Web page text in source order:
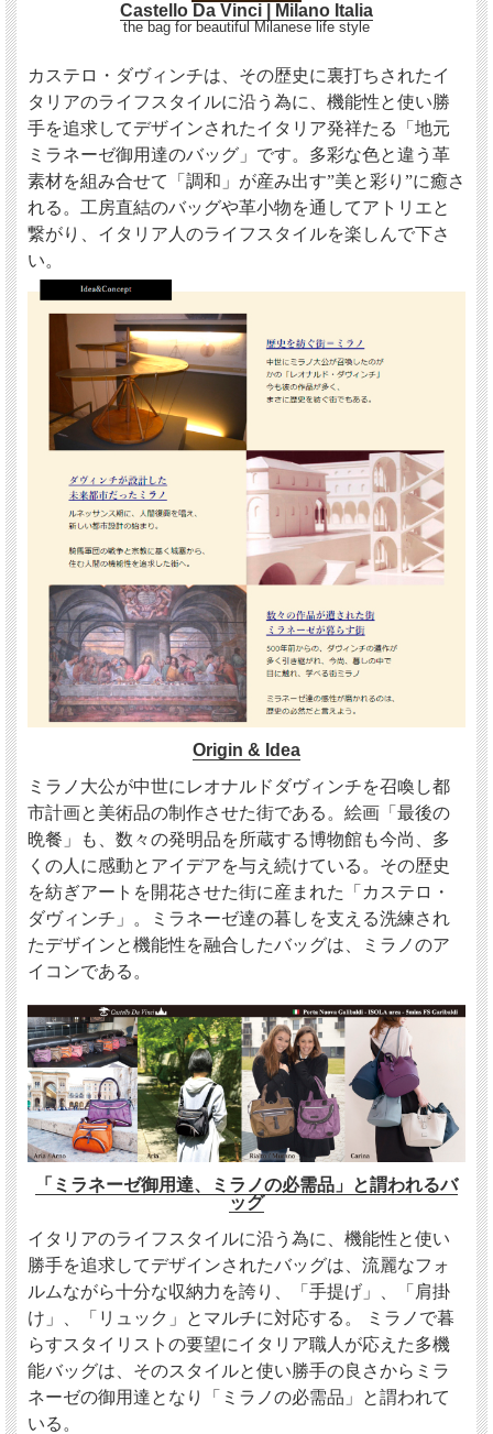
Castello Da Vinci | Milano Italia
the bag for beautiful Milanese life style
カステロ・ダヴィンチは、その歴史に裏打ちされたイ
タリアのライフスタイルに沿う為に、機能性と使い勝
手を追求してデザインされたイタリア発祥たる「地元
ミラネーゼ御用達のバッグ」です。多彩な色と違う革
素材を組み合せて「調和」が産み出す”美と彩り”に癒さ
れる。工房直結のバッグや革小物を通してアトリエと
繋がり、イタリア人のライフスタイルを楽しんで下さ
い。
Origin & Idea
ミラノ大公が中世にレオナルドダヴィンチを召喚し都
市計画と美術品の制作させた街である。絵画「最後の
晩餐」も、数々の発明品を所蔵する博物館も今尚、多
くの人に感動とアイデアを与え続けている。その歴史
を紡ぎアートを開花させた街に産まれた「カステロ・
ダヴィンチ」。ミラネーゼ達の暮しを支える洗練され
たデザインと機能性を融合したバッグは、ミラノのア
イコンである。
「ミラネーゼ御用達、ミラノの必需品」と謂われるバ
ッグ
イタリアのライフスタイルに沿う為に、機能性と使い
勝手を追求してデザインされたバッグは、流麗なフォ
ルムながら十分な収納力を誇り、「手提げ」、「肩掛
け」、「リュック」とマルチに対応する。 ミラノで暮
らすスタイリストの要望にイタリア職人が応えた多機
能バッグは、そのスタイルと使い勝手の良さからミラ
ネーゼの御用達となり「ミラノの必需品」と謂われて
いる。